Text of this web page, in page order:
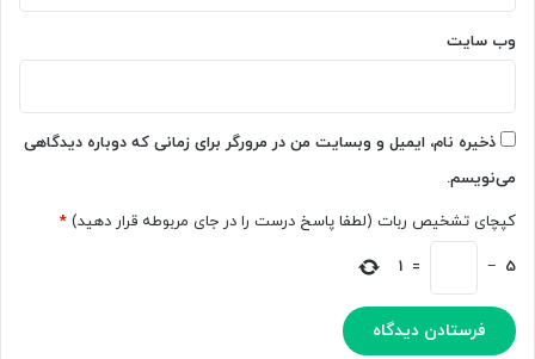
وب‌ سایت
ذخیره نام، ایمیل و وبسایت من در مرورگر برای زمانی که دوباره دیدگاهی
می‌نویسم.
کپچای تشخیص ربات (لطفا پاسخ درست را در جای مربوطه قرار دهید) *
5
−
=
1